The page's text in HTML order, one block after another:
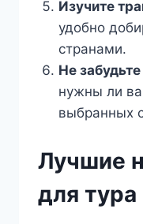
Изучите
удобно
странами.
Не
нужны ли
выбранных
Лучшие
для